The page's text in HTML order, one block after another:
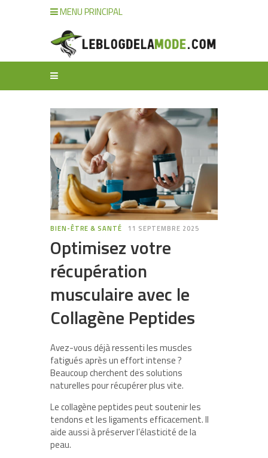
MENU PRINCIPAL
BIEN-ÊTRE & SANTÉ 11 SEPTEMBRE 2025
Optimisez votre
récupération
musculaire avec le
Collagène Peptides
Avez-vous déjà ressenti les muscles
fatigués après un effort intense ?
Beaucoup cherchent des solutions
naturelles pour récupérer plus vite.
Le collagène peptides peut soutenir les
tendons et les ligaments efficacement. Il
aide aussi à préserver l’élasticité de la
peau.